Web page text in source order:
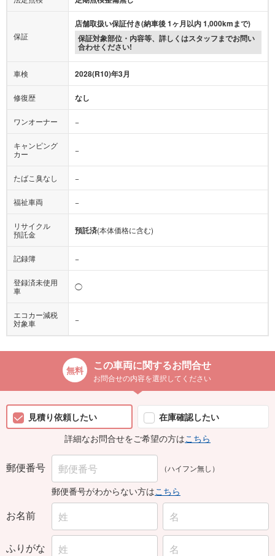
保証
店舗取扱い保証付き(納車後 1ヶ月以内 1,000kmまで)
保証対象部位・内容等、詳しくはスタッフまでお問い
合わせください!
車検 2028(R10)年3月
修復歴 なし
ワンオーナー −
キャンピング
カー
−
たばこ臭なし −
福祉車両 −
リサイクル
預託金
預託済(本体価格に含む)
記録簿 −
登録済未使用
車
◯
エコカー減税
対象車
−
この車両に関するお問合せ
お問合せの内容を選択してください
見積り依頼したい
在庫確認したい
詳細なお問合せをご希望の方はこちら
郵便番号 （ハイフン無し）
郵便番号がわからない方はこちら
お名前
ふりがな